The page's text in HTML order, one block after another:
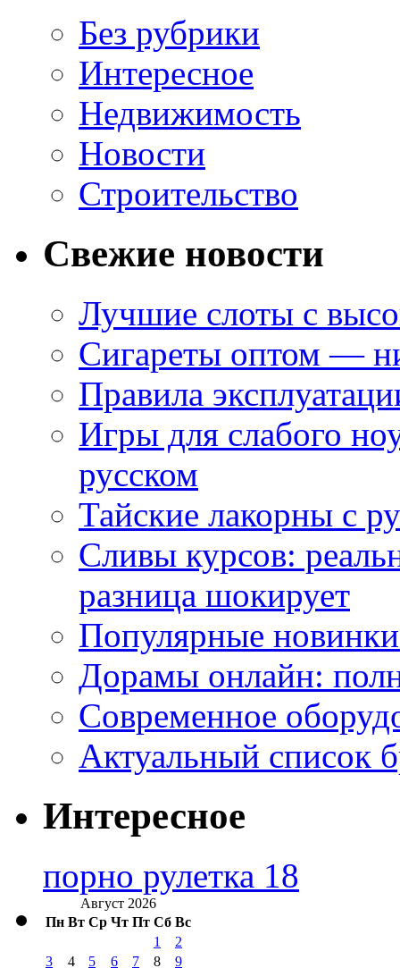
Без рубрики
Интересное
Недвижимость
Новости
Строительство
Свежие новости
Лучшие слоты с
Сигареты оптом —
Правила
Игры для слабого
русском
Тайские лакорны с
Сливы курсов:
разница шокирует
Популярные
Дорамы онлайн:
Современное
Актуальный список
Интересное
порно рулетка 18
Август 2026
Пн Вт Ср Чт Пт Сб Вс
1
2
3
4 5 6 7 8 9